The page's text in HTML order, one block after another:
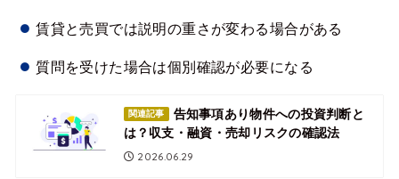
賃貸と売買では説明の重さが変わる場合がある
質問を受けた場合は個別確認が必要になる
関連記事
告知事項あり物件への投資判断と
は？収支・融資・売却リスクの確認法
2026.06.29